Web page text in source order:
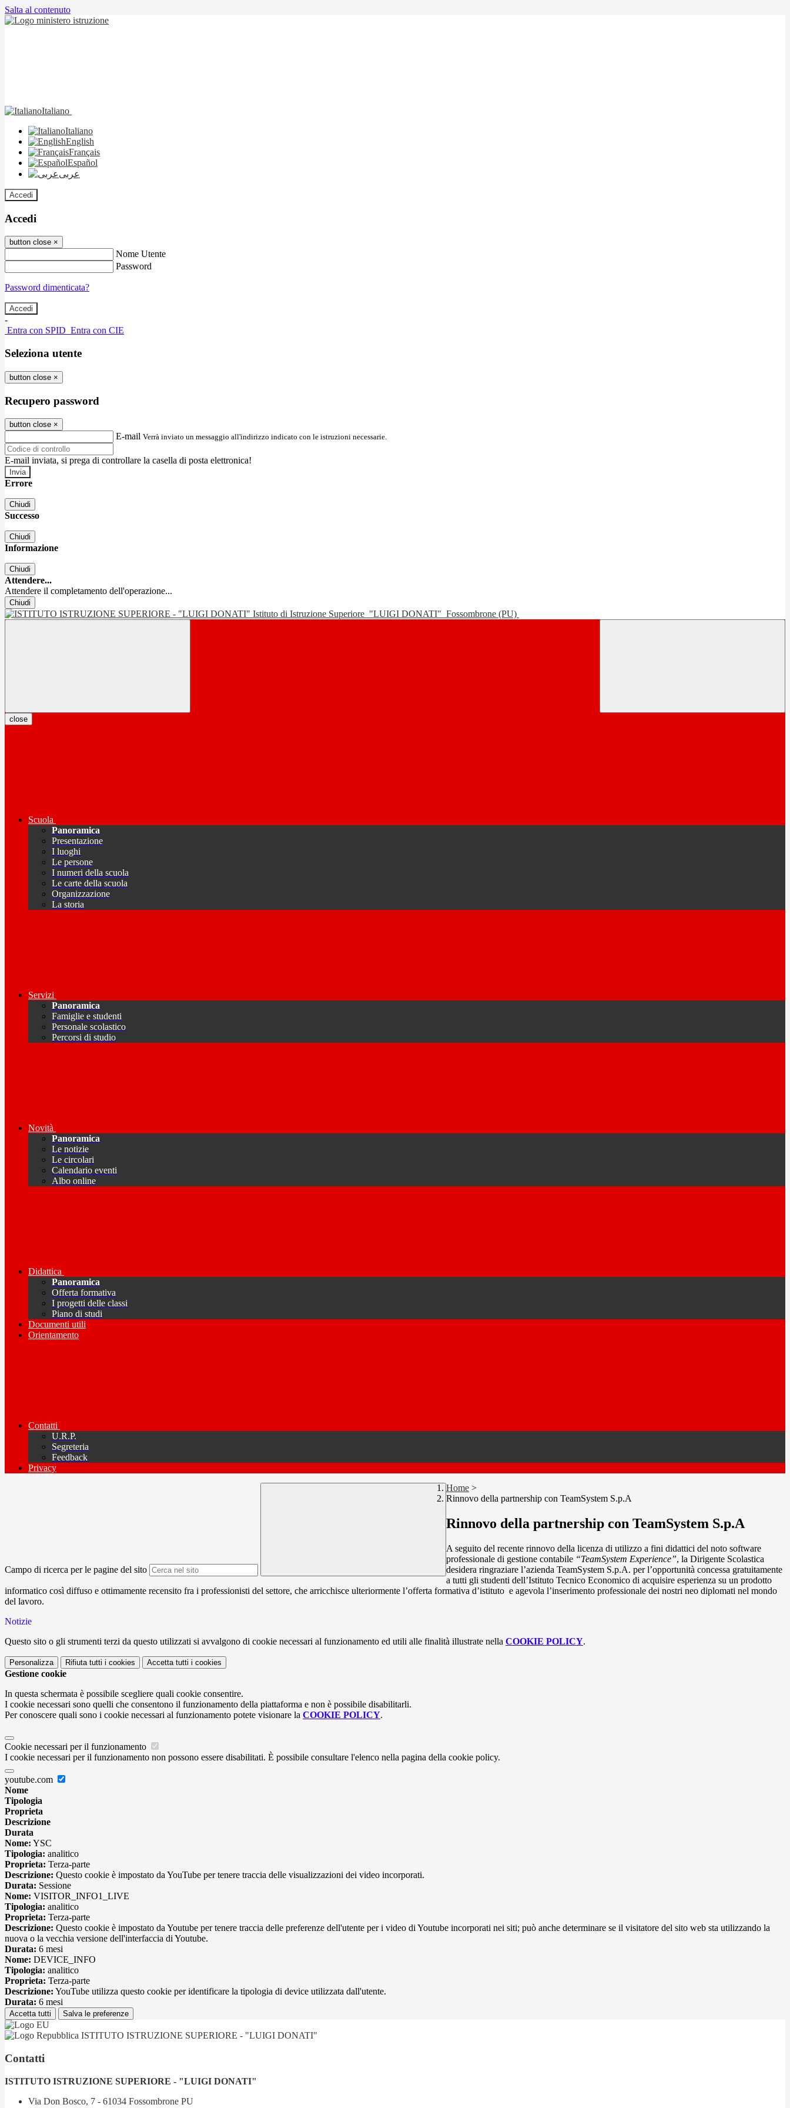
Salta al contenuto
Italiano
Italiano
English
Français
Español
عربى
Accedi
Accedi
button close ×
Nome Utente
Password
Password dimenticata?
-
Entra con SPID Entra con CIE
Seleziona utente
button close ×
Recupero password
button close ×
E-mail Verrà inviato un messaggio all'indirizzo indicato con le istruzioni necessarie.
E-mail inviata, si prega di controllare la casella di posta elettronica!
Errore
Chiudi
Successo
Chiudi
Informazione
Chiudi
Attendere...
Attendere il completamento dell'operazione...
Chiudi
Istituto di Istruzione Superiore "LUIGI DONATI" Fossombrone (PU)
close
Scuola
Panoramica
Presentazione
I luoghi
Le persone
I numeri della scuola
Le carte della scuola
Organizzazione
La storia
Servizi
Panoramica
Famiglie e studenti
Personale scolastico
Percorsi di studio
Novità
Panoramica
Le notizie
Le circolari
Calendario eventi
Albo online
Didattica
Panoramica
Offerta formativa
I progetti delle classi
Piano di studi
Documenti utili
Orientamento
Contatti
U.R.P.
Segreteria
Feedback
Privacy
Campo di ricerca per le pagine del sito
Home >
Rinnovo della partnership con TeamSystem S.p.A
Rinnovo della partnership con TeamSystem S.p.A
A seguito del recente rinnovo della licenza di utilizzo a fini didattici del noto software
professionale di gestione contabile “TeamSystem Experience”, la Dirigente Scolastica
desidera ringraziare l’azienda TeamSystem S.p.A. per l’opportunità concessa gratuitamente
a tutti gli studenti dell’Istituto Tecnico Economico di acquisire esperienza su un prodotto
informatico così diffuso e ottimamente recensito fra i professionisti del settore, che arricchisce ulteriormente l’offerta formativa d’istituto e agevola l’inserimento professionale dei nostri neo diplomati nel mondo
del lavoro.
Notizie
Questo sito o gli strumenti terzi da questo utilizzati si avvalgono di cookie necessari al funzionamento ed utili alle finalità illustrate nella COOKIE POLICY.
Personalizza Rifiuta tutti i cookies Accetta tutti i cookies
Gestione cookie
In questa schermata è possibile scegliere quali cookie consentire.
I cookie necessari sono quelli che consentono il funzionamento della piattaforma e non è possibile disabilitarli.
Per conoscere quali sono i cookie necessari al funzionamento potete visionare la COOKIE POLICY.
Cookie necessari per il funzionamento
I cookie necessari per il funzionamento non possono essere disabilitati. È possibile consultare l'elenco nella pagina della cookie policy.
youtube.com
Nome
Tipologia
Proprieta
Descrizione
Durata
Nome: YSC
Tipologia: analitico
Proprieta: Terza-parte
Descrizione: Questo cookie è impostato da YouTube per tenere traccia delle visualizzazioni dei video incorporati.
Durata: Sessione
Nome: VISITOR_INFO1_LIVE
Tipologia: analitico
Proprieta: Terza-parte
Descrizione: Questo cookie è impostato da Youtube per tenere traccia delle preferenze dell'utente per i video di Youtube incorporati nei siti; può anche determinare se il visitatore del sito web sta utilizzando la
nuova o la vecchia versione dell'interfaccia di Youtube.
Durata: 6 mesi
Nome: DEVICE_INFO
Tipologia: analitico
Proprieta: Terza-parte
Descrizione: YouTube utilizza questo cookie per identificare la tipologia di device utilizzata dall'utente.
Durata: 6 mesi
Accetta tutti Salva le preferenze
ISTITUTO ISTRUZIONE SUPERIORE - "LUIGI DONATI"
Contatti
ISTITUTO ISTRUZIONE SUPERIORE - "LUIGI DONATI"
Via Don Bosco, 7 - 61034 Fossombrone PU